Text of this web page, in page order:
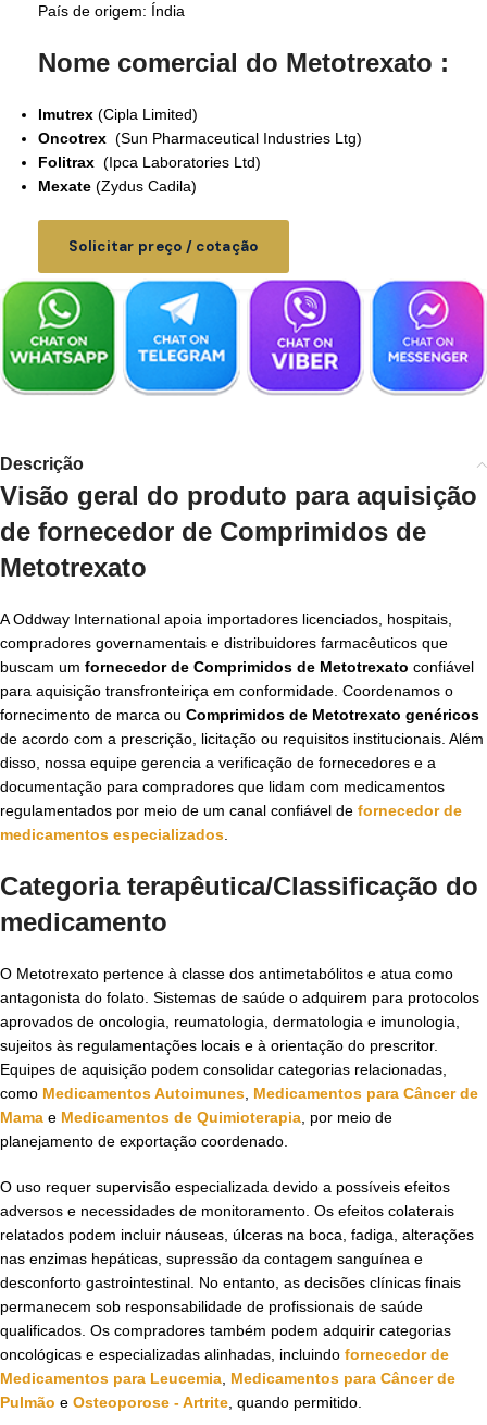
País de origem: Índia
Nome comercial do Metotrexato :
Imutrex (Cipla Limited)
Oncotrex (Sun Pharmaceutical Industries Ltg)
Folitrax (Ipca Laboratories Ltd)
Mexate (Zydus Cadila)
Solicitar preço / cotação
Descrição
Visão geral do produto para aquisição
de fornecedor de Comprimidos de
Metotrexato
A Oddway International apoia importadores licenciados, hospitais,
compradores governamentais e distribuidores farmacêuticos que
buscam um fornecedor de Comprimidos de Metotrexato confiável
para aquisição transfronteiriça em conformidade. Coordenamos o
fornecimento de marca ou Comprimidos de Metotrexato genéricos
de acordo com a prescrição, licitação ou requisitos institucionais. Além
disso, nossa equipe gerencia a verificação de fornecedores e a
documentação para compradores que lidam com medicamentos
regulamentados por meio de um canal confiável de fornecedor de
medicamentos especializados
Categoria terapêutica/Classificação do
medicamento
O Metotrexato pertence à classe dos antimetabólitos e atua como
antagonista do folato. Sistemas de saúde o adquirem para protocolos
aprovados de oncologia, reumatologia, dermatologia e imunologia,
sujeitos às regulamentações locais e à orientação do prescritor.
Equipes de aquisição podem consolidar categorias relacionadas,
como Medicamentos Autoimunes Medicamentos para Câncer de
Mama e Medicamentos de Quimioterapia , por meio de
planejamento de exportação coordenado.
O uso requer supervisão especializada devido a possíveis efeitos
adversos e necessidades de monitoramento. Os efeitos colaterais
relatados podem incluir náuseas, úlceras na boca, fadiga, alterações
nas enzimas hepáticas, supressão da contagem sanguínea e
desconforto gastrointestinal. No entanto, as decisões clínicas finais
permanecem sob responsabilidade de profissionais de saúde
qualificados. Os compradores também podem adquirir categorias
oncológicas e especializadas alinhadas, incluindo fornecedor de
Medicamentos para Leucemia Medicamentos para Câncer de
Pulmão e Osteoporose - Artrite , quando permitido.